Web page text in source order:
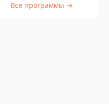
Все программы →